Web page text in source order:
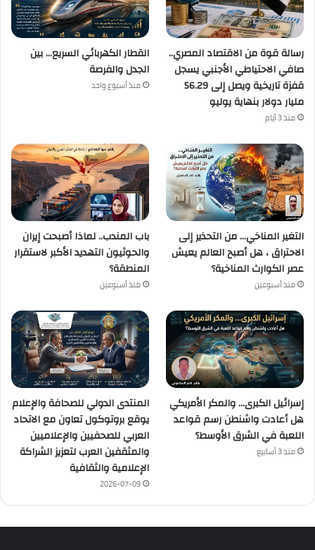
رسالة قوة من الاقتصاد المصري..
صافي الاحتياطي الأجنبي يسجل
قفزة تاريخية ويصل إلى 56.29
مليار دولار بنهاية يوليو
منذ 3 أيام
القطار الكهربائي السريع… بين
الجدل والفرصة
منذ أسبوع واحد
التغير المناخي… من التحذير إلى
الاحتراق ، هل أصبح العالم يعيش
عصر الكوارث المناخية؟
منذ أسبوعين
باب المندب.. لماذا أصبحت إيران
والحوثيون التهديد الأكبر لاستقرار
المنطقة؟
منذ أسبوعين
إسرائيل الكبرى… والمكر الأمريكي
هل أعادت واشنطن رسم قواعد
اللعبة في الشرق الأوسط؟
منذ 3 أسابيع
المنتدى الدولي للصحافة والإعلام
يوقع بروتوكول تعاون مع الاتحاد
العربي للصحفيين والإعلاميين
والمثقفين العرب لتعزيز الشراكة
الإعلامية والثقافية
2026-07-09